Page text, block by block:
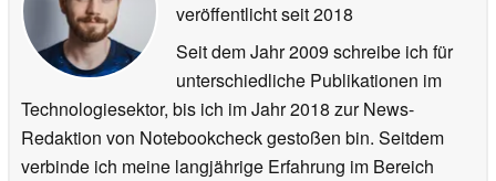
veröffentlichtseit 2018
Seit dem Jahr 2009 schreibe ich für
unterschiedliche Publikationen im
Technologiesektor, bis ich im Jahr 2018 zur News-
Redaktion von Notebookcheck gestoßen bin. Seitdem
verbinde ich meine langjährige Erfahrung im Bereich